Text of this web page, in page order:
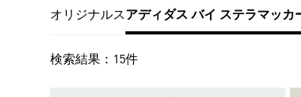
オリジナルスアディダス バイ ステラマッカ
検索結果：15件